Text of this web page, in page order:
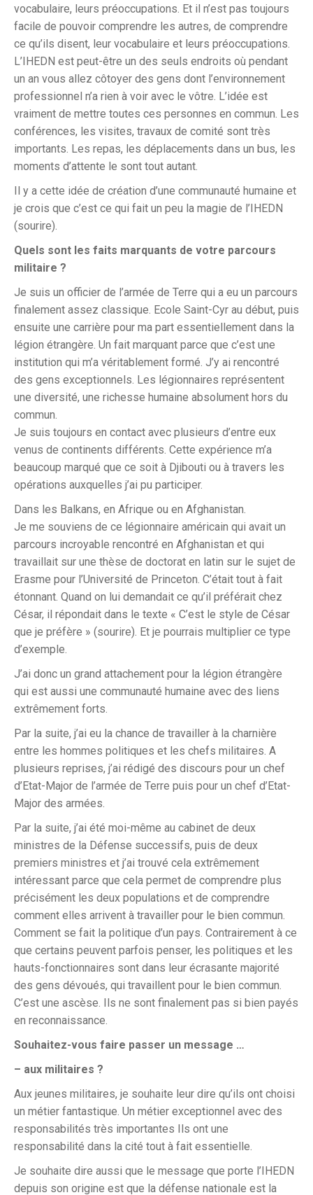
vocabulaire, leurs préoccupations. Et il n’est pas toujours
facile de pouvoir comprendre les autres, de comprendre
ce qu’ils disent, leur vocabulaire et leurs préoccupations.
L’IHEDN est peut-être un des seuls endroits où pendant
un an vous allez côtoyer des gens dont l’environnement
professionnel n’a rien à voir avec le vôtre. L’idée est
vraiment de mettre toutes ces personnes en commun. Les
conférences, les visites, travaux de comité sont très
importants. Les repas, les déplacements dans un bus, les
moments d’attente le sont tout autant.
Il y a cette idée de création d’une communauté humaine et
je crois que c’est ce qui fait un peu la magie de l’IHEDN
(sourire).
Quels sont les faits marquants de votre parcours
militaire ?
Je suis un officier de l’armée de Terre qui a eu un parcours
finalement assez classique. Ecole Saint-Cyr au début, puis
ensuite une carrière pour ma part essentiellement dans la
légion étrangère. Un fait marquant parce que c’est une
institution qui m’a véritablement formé. J’y ai rencontré
des gens exceptionnels. Les légionnaires représentent
une diversité, une richesse humaine absolument hors du
commun.
Je suis toujours en contact avec plusieurs d’entre eux
venus de continents différents. Cette expérience m’a
beaucoup marqué que ce soit à Djibouti ou à travers les
opérations auxquelles j’ai pu participer.
Dans les Balkans, en Afrique ou en Afghanistan.
Je me souviens de ce légionnaire américain qui avait un
parcours incroyable rencontré en Afghanistan et qui
travaillait sur une thèse de doctorat en latin sur le sujet de
Erasme pour l’Université de Princeton. C’était tout à fait
étonnant. Quand on lui demandait ce qu’il préférait chez
César, il répondait dans le texte « C’est le style de César
que je préfère » (sourire). Et je pourrais multiplier ce type
d’exemple.
J’ai donc un grand attachement pour la légion étrangère
qui est aussi une communauté humaine avec des liens
extrêmement forts.
Par la suite, j’ai eu la chance de travailler à la charnière
entre les hommes politiques et les chefs militaires. A
plusieurs reprises, j’ai rédigé des discours pour un chef
d’Etat-Major de l’armée de Terre puis pour un chef d’Etat-
Major des armées.
Par la suite, j’ai été moi-même au cabinet de deux
ministres de la Défense successifs, puis de deux
premiers ministres et j’ai trouvé cela extrêmement
intéressant parce que cela permet de comprendre plus
précisément les deux populations et de comprendre
comment elles arrivent à travailler pour le bien commun.
Comment se fait la politique d’un pays. Contrairement à ce
que certains peuvent parfois penser, les politiques et les
hauts-fonctionnaires sont dans leur écrasante majorité
des gens dévoués, qui travaillent pour le bien commun.
C’est une ascèse. Ils ne sont finalement pas si bien payés
en reconnaissance.
Souhaitez-vous faire passer un message …
– aux militaires ?
Aux jeunes militaires, je souhaite leur dire qu’ils ont choisi
un métier fantastique. Un métier exceptionnel avec des
responsabilités très importantes Ils ont une
responsabilité dans la cité tout à fait essentielle.
Je souhaite dire aussi que le message que porte l’IHEDN
depuis son origine est que la défense nationale est la